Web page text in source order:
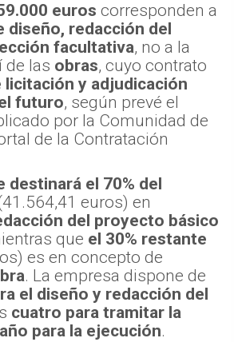
euros corresponden a
diseño, redacción del
facultativa, no a la
de las obras, cuyo contrato
y adjudicación
futuro, según prevé el
por la Comunidad de
de la Contratación
destinará el 70% del
euros) en
del proyecto básico
que el 30% restante
es en concepto de
. La empresa dispone de
el diseño y redacción del
cuatro para tramitar la
para la ejecución.